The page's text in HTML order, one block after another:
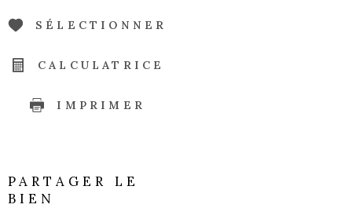
SÉLECTIONNER
CALCULATRICE
IMPRIMER
PARTAGER LE
BIEN